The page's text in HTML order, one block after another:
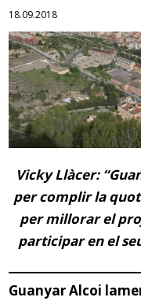
18.09.2018
Vicky Llàcer:
per complir la
per millorar el
participar en el
Guanyar Alcoi